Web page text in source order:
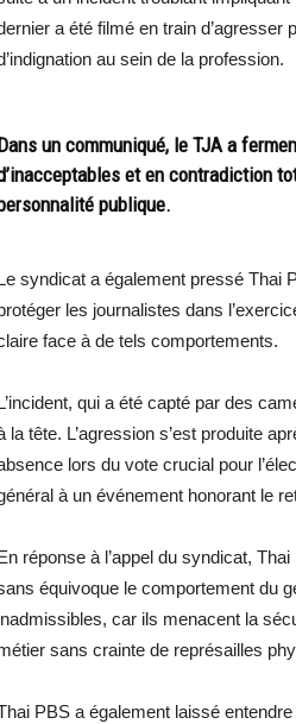
a été filmé en train
au sein de la profession.
un communiqué, le TJA a
et en contradiction
publique.
Le syndicat a également pressé Thai
les journalistes dans
face à de tels comportements.
L’incident, qui a été capté par des
la tête. L’agression s’est produite
lors du vote crucial pour
à un événement honorant le
En réponse à l’appel du syndicat,
équivoque le comportement du
car ils menacent la
sans crainte de représailles
PBS a également laissé